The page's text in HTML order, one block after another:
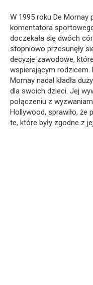
W 1995 roku De Mornay
komentatora
doczekała się dwóch
stopniowo przesunęły
decyzje zawodowe,
wspierającym rodzicem.
Mornay nadal kładła
dla swoich dzieci. Jej
połączeniu z
Hollywood, sprawiło, że
te, które były zgodne z